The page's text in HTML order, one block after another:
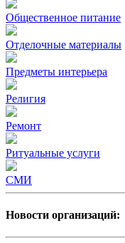
Общественное питание
Отделочные материалы
Предметы интерьера
Религия
Ремонт
Ритуальные услуги
СМИ
Новости организаций: